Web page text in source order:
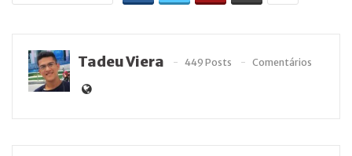
Tadeu Viera 449 Posts Comentários